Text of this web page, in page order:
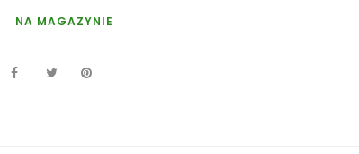
NA MAGAZYNIE